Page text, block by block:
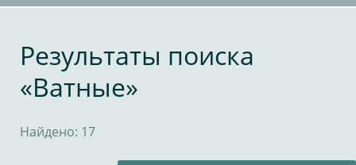
Результаты поиска
«Ватные»
Найдено: 17